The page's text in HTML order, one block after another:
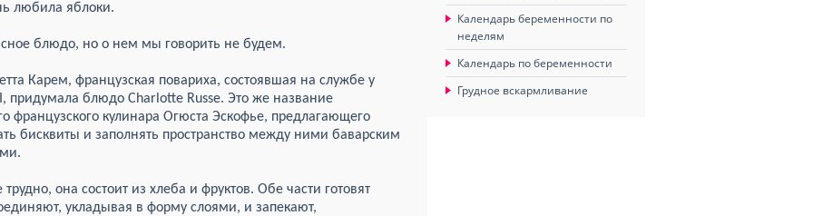
любила яблоки.
блюдо, но о нем мы говорить не будем.
Карем, французская повариха, состоявшая на службе у
придумала блюдо Charlotte Russe. Это же название
французского кулинара Огюста Эскофье, предлагающего
бисквиты и заполнять пространство между ними баварским
она состоит из хлеба и фруктов. Обе части готовят
укладывая в форму слоями, и запекают,
Календарь беременности по
неделям
Календарь по беременности
Грудное вскармливание